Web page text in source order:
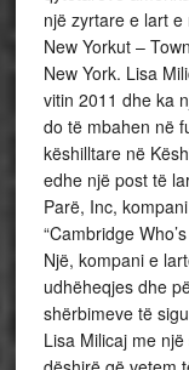
një zyrtare e lart
New Yorkut –
New York. Lisa
vitin 2011 dhe ka
do të mbahen në
këshilltare në
edhe një post të
Parë, Inc,
“Cambridge
Një, kompani e
udhëheqjes dhe
shërbimeve të
Lisa Milicaj me